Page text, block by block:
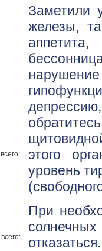
всего:
всего:
Заметили
железы,
этого
уровень
При
отказаться.